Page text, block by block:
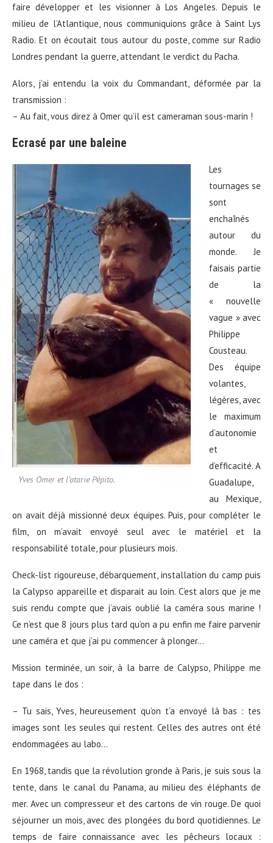
faire développer et les visionner à Los Angeles. Depuis le
milieu de l’Atlantique, nous communiquions grâce à Saint Lys
Radio. Et on écoutait tous autour du poste, comme sur Radio
Londres pendant la guerre, attendant le verdict du Pacha.
Alors, j’ai entendu la voix du Commandant, déformée par la
transmission :
– Au fait, vous direz à Omer qu’il est cameraman sous-marin !
Ecrasé par une baleine
Yves Omer et l’otarie Pépito.
Les
tournages se
sont
enchaînés
autour du
monde. Je
faisais partie
de la
« nouvelle
vague » avec
Philippe
Cousteau.
Des équipe
volantes,
légères, avec
le maximum
d’autonomie
et
d’efficacité. A
Guadalupe,
au Mexique,
on avait déjà missionné deux équipes. Puis, pour compléter le
film, on m’avait envoyé seul avec le matériel et la
responsabilité totale, pour plusieurs mois.
Check-list rigoureuse, débarquement, installation du camp puis
la Calypso appareille et disparait au loin. C’est alors que je me
suis rendu compte que j’avais oublié la caméra sous marine !
Ce n’est que 8 jours plus tard qu’on a pu enfin me faire parvenir
une caméra et que j’ai pu commencer à plonger…
Mission terminée, un soir, à la barre de Calypso, Philippe me
tape dans le dos :
– Tu sais, Yves, heureusement qu’on t’a envoyé là bas : tes
images sont les seules qui restent. Celles des autres ont été
endommagées au labo…
En 1968, tandis que la révolution gronde à Paris, je suis sous la
tente, dans le canal du Panama, au milieu des éléphants de
mer. Avec un compresseur et des cartons de vin rouge. De quoi
séjourner un mois, avec des plongées du bord quotidiennes. Le
temps de faire connaissance avec les pêcheurs locaux :